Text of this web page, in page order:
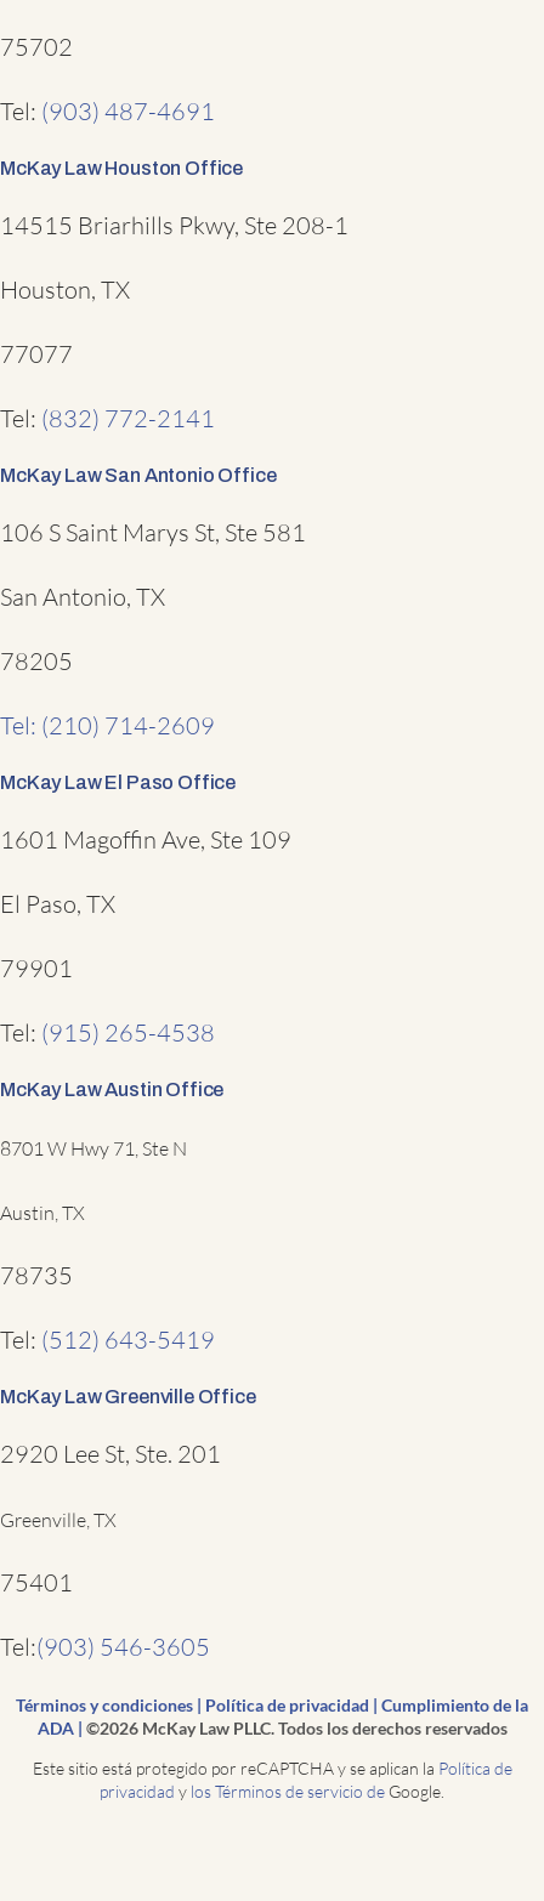
75702
Tel: (903) 487-4691
McKay Law Houston Office
14515 Briarhills Pkwy, Ste 208-1
Houston, TX
77077
Tel: (832) 772-2141
McKay Law San Antonio Office
106 S Saint Marys St, Ste 581
San Antonio, TX
78205
Tel: (210) 714-2609
McKay Law El Paso Office
1601 Magoffin Ave, Ste 109
El Paso, TX
79901
Tel: (915) 265-4538
McKay Law Austin Office
8701 W Hwy 71, Ste N
Austin, TX
78735
Tel: (512) 643-5419
McKay Law Greenville Office
2920 Lee St, Ste. 201
Greenville, TX
75401
Tel:(903) 546-3605
Términos y condiciones Política de privacidad
Cumplimiento de la
ADA| ©2026 McKay Law PLLC. Todos los derechos reservados
Este sitio está protegido por reCAPTCHA y se aplican la Política de
privacidad y los Términos de servicio de Google.